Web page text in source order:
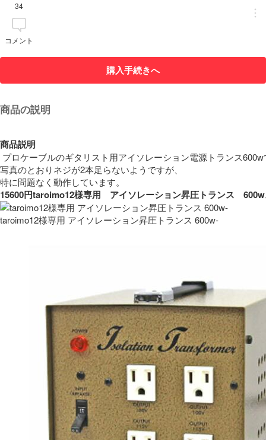
34
コメント
購入手続きへ
商品の説明
商品説明
プロケーブルのギタリスト用アイソレーション電源トランス
写真のとおりネジが2本足らないようですが、
15600円taroimo12様専用　アイソレーション昇圧トランス　
taroimo12様専用 アイソレーション昇圧トランス 600w-